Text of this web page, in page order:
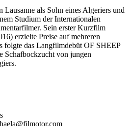
Lausanne als Sohn eines Algeriers und
Studium der Internationalen
Sein erster Kurzfilm
erzielte Preise auf mehreren
folgte das Langfilmdebüt OF SHEEP
Schafbockzucht von jungen